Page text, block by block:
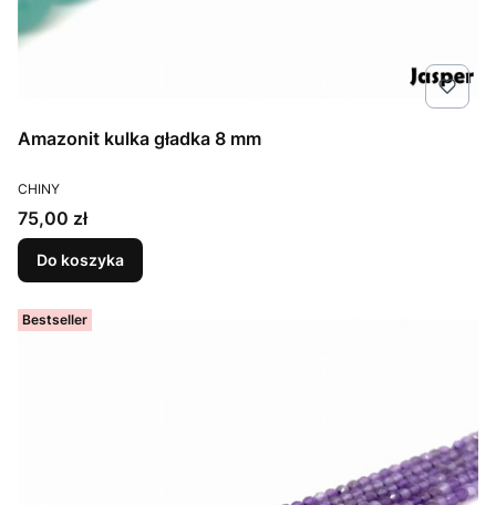
Amazonit kulka gładka 8 mm
PRODUCENT
CHINY
Cena
75,00 zł
Do koszyka
Bestseller